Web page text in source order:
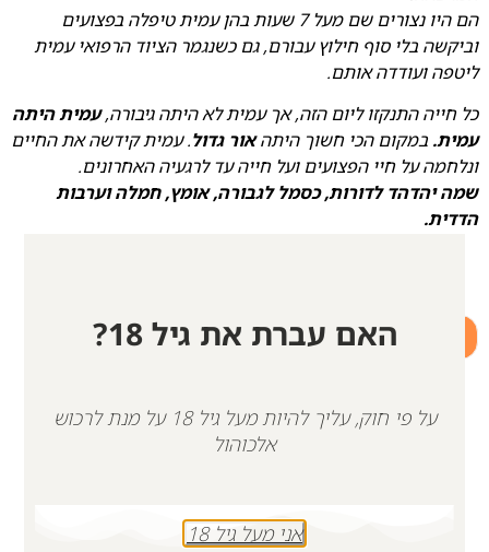
הם היו נצורים שם מעל 7 שעות בהן עמית טיפלה בפצועים
וביקשה בלי סוף חילוץ עבורם, גם כשנגמר הציוד הרפואי עמית
ליטפה ועודדה אותם.
כל חייה התנקזו ליום הזה, אך עמית לא היתה גיבורה,עמית היתה
עמית. במקום הכי חשוך היתהאור גדול. עמית קידשה את החיים
ונלחמה על חיי הפצועים ועל חייה עד לרגעיה האחרונים.
שמה יהדהד לדורות, כסמל לגבורה, אומץ, חמלה וערבות
הדדית.
+
האם עברת את גיל 18?
על פי חוק, עליך להיות מעל גיל 18 על מנת לרכוש
אלכוהול
אני מעל גיל 18